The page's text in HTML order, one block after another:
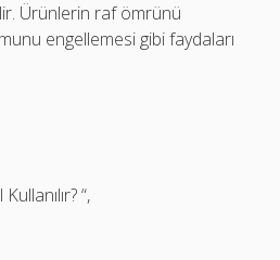
Ürünlerin raf ömrünü
engellemesi gibi faydaları
“,